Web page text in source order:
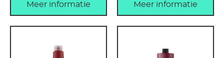
Meer informatie Meer informatie